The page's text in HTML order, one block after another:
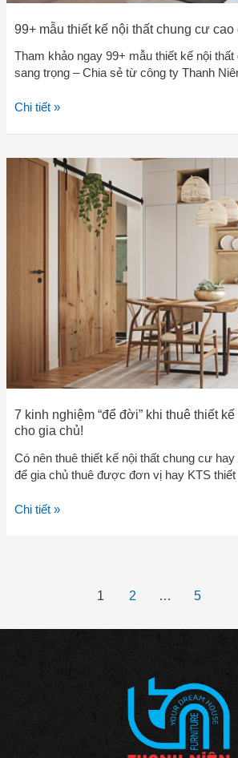
99+ mẫu thiết kế nội thất chung cư cao
Tham khảo ngay 99+ mẫu thiết kế nội
sang trọng – Chia sẻ từ công ty Thanh Niên
Chi tiết »
7 kinh nghiệm “để đời” khi thuê thiết
cho gia chủ!
Có nên thuê thiết kế nội thất chung cư
để gia chủ thuê được đơn vị hay KTS thiết
cho
chủ!
Chi tiết »
1 2 … 5